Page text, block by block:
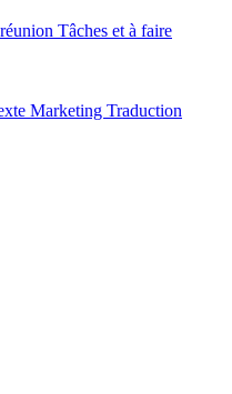
Tâches et à faire
Marketing Traduction